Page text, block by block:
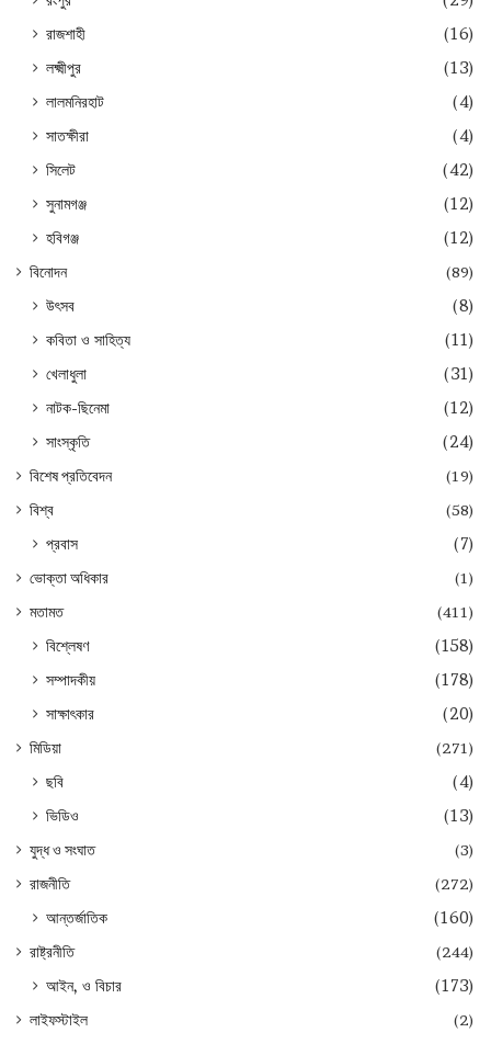
রাজশাহী
(16)
লক্ষ্মীপুর
(13)
লালমনিরহাট
(4)
সাতক্ষীরা
(4)
সিলেট
(42)
সুনামগঞ্জ
(12)
হবিগঞ্জ
(12)
বিনোদন (89)
উৎসব
(8)
কবিতা ও সাহিত্য
(11)
খেলাধুলা
(31)
নাটক-ছিনেমা
(12)
সাংস্কৃতি
(24)
বিশেষ প্রতিবেদন
(19)
বিশ্ব
(58)
প্রবাস (7)
ভোক্তা অধিকার
(1)
মতামত
(411)
বিশ্লেষণ
(158)
সম্পাদকীয়
(178)
সাক্ষাৎকার
(20)
মিডিয়া (271)
ছবি
(4)
ভিডিও
(13)
যুদ্ধ ও সংঘাত
(3)
রাজনীতি
(272)
আন্তর্জাতিক (160)
রাষ্ট্রনীতি (244)
আইন, ও বিচার (173)
লাইফস্টাইল
(2)